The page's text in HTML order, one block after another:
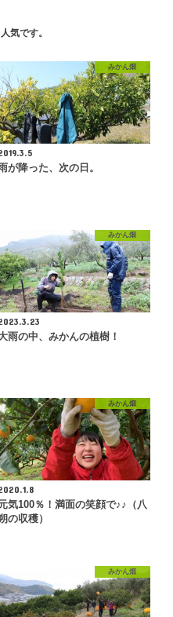
気です。
みかん畑
が降った、次の日。
みかん畑
雨の中、みかんの植樹！
みかん畑
気100％！満面の笑顔で♪♪（八
の収穫）
みかん畑